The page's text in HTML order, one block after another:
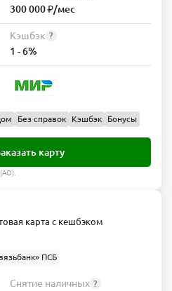
300 000 ₽/мес
Кэшбэк ?
1 - 6%
Без справок Кэшбэк Бонусы
карту
карта с кешбэком
ПСБ
Снятие наличных ?